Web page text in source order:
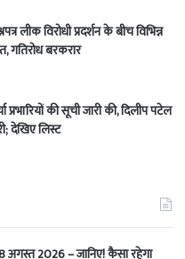
लीक विरोधी प्रदर्शन के बीच विभिन्न
गतिरोध बरकरार
प्रभारियों की सूची जारी की, दिलीप पटेल
देखिए लिस्ट
2026 – जानिए! कैसा रहेगा